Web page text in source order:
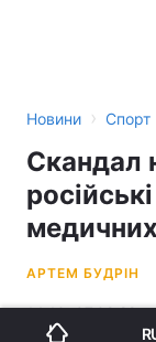
Новини › Спорт
Скандал
АРТЕМ БУДРІН
14:10, 07.02.22